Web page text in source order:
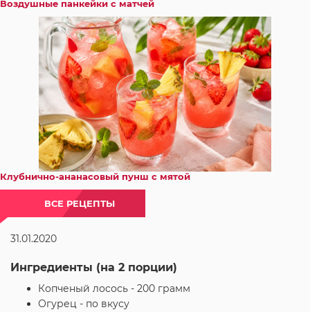
Воздушные панкейки с матчей
Клубнично-ананасовый пунш с мятой
ВСЕ РЕЦЕПТЫ
31.01.2020
Ингредиенты (на 2 порции)
Копченый лосось - 200 грамм
Огурец - по вкусу